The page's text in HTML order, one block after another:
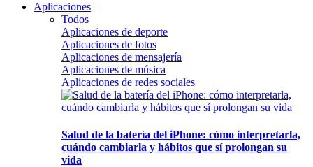
Aplicaciones
Todos
Aplicaciones de deporte
Aplicaciones de fotos
Aplicaciones de mensajería
Aplicaciones de música
Aplicaciones de redes sociales
Salud de la batería del iPhone: cómo interpretarla,
cuándo cambiarla y hábitos que sí prolongan su
vida